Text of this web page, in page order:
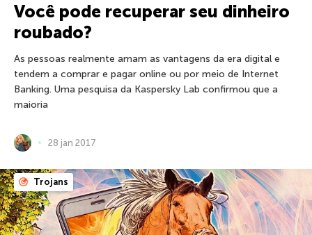
Você pode recuperar seu dinheiro
roubado?
As pessoas realmente amam as vantagens da era digital e
tendem a comprar e pagar online ou por meio de Internet
Banking. Uma pesquisa da Kaspersky Lab confirmou que a
maioria
28 jan 2017
Trojans